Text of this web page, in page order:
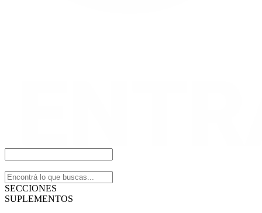
SECCIONES
SUPLEMENTOS